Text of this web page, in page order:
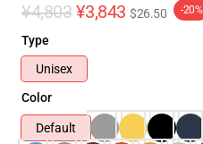
¥4,803 ¥3,843 $26.50 -20%
Type
Unisex
Color
Default